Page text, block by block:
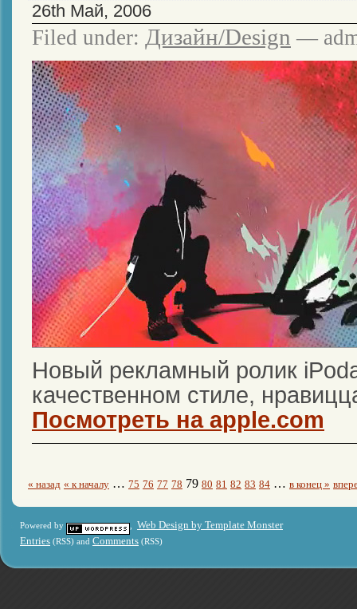
26th Май, 2006
Filed under: Дизайн/Design —
Новый рекламный ролик
качественном стиле,
Посмотреть на apple.com
« назад « к началу … 75 76 77 78 79 80 81 82 83 84 … в конец »
Powered by
Web Design by Template Monster
Entries (RSS) and Comments (RSS)